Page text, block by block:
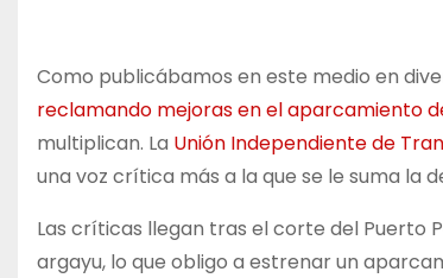
Como publicábamos en este medio en
reclamando mejoras en el aparcamiento
multiplican. La Unión Independiente de
una voz crítica más a la que se le suma la
Las críticas llegan tras el corte del Puerto
argayu, lo que obligo a estrenar un